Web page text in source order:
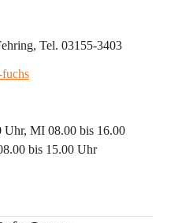
Tel. 03155-3403
Uhr, MI 08.00 bis 16.00
bis 15.00 Uhr